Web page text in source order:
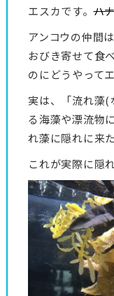
エスカです。ハ
アンコウの仲間
おびき寄せて食
のにどうやって
実は、「流れ藻(
る海藻や漂流物
れ藻に隠れに来
これが実際に隠